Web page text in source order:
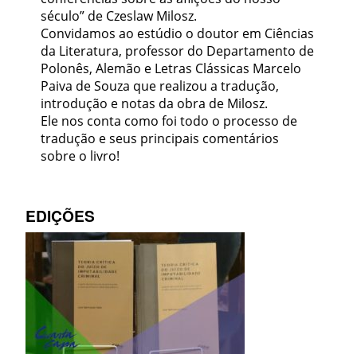
século” de Czeslaw Milosz.
Convidamos ao estúdio o doutor em Ciências
da Literatura, professor do Departamento de
Polonês, Alemão e Letras Clássicas Marcelo
Paiva de Souza que realizou a tradução,
introdução e notas da obra de Milosz.
Ele nos conta como foi todo o processo de
tradução e seus principais comentários
sobre o livro!
EDIÇÕES